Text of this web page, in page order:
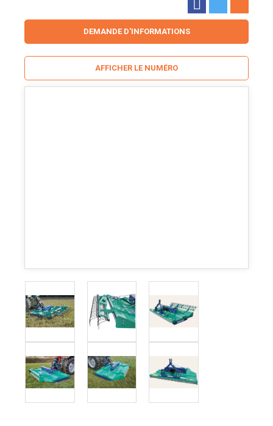
DEMANDE D'INFORMATIONS
AFFICHER LE NUMÉRO